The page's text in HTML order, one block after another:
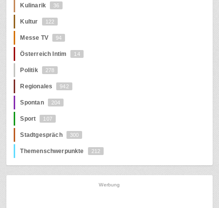
Kulinarik 36
Kultur 122
Messe TV 94
Österreich Intim 14
Politik 278
Regionales 942
Spontan 204
Sport 107
Stadtgespräch 300
Themenschwerpunkte 212
Werbung